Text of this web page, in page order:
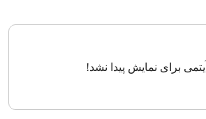
برای نمایش پیدا نشد!